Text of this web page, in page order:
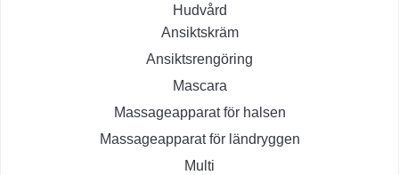
Hudvård
Ansiktskräm
Ansiktsrengöring
Mascara
Massageapparat för halsen
Massageapparat för ländryggen
Multi